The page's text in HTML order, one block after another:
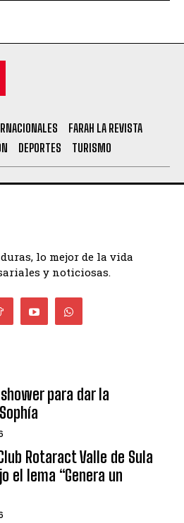
FARAH LA REVISTA
DEPORTES TURISMO
lo mejor de la vida
y noticiosas.
para dar la
Rotaract Valle de Sula
el lema “Genera un